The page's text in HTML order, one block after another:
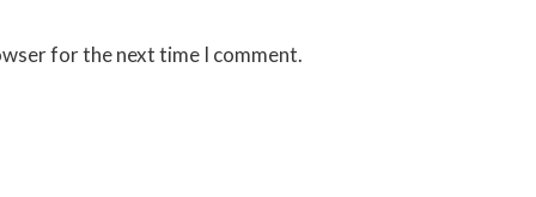
for the next time I comment.